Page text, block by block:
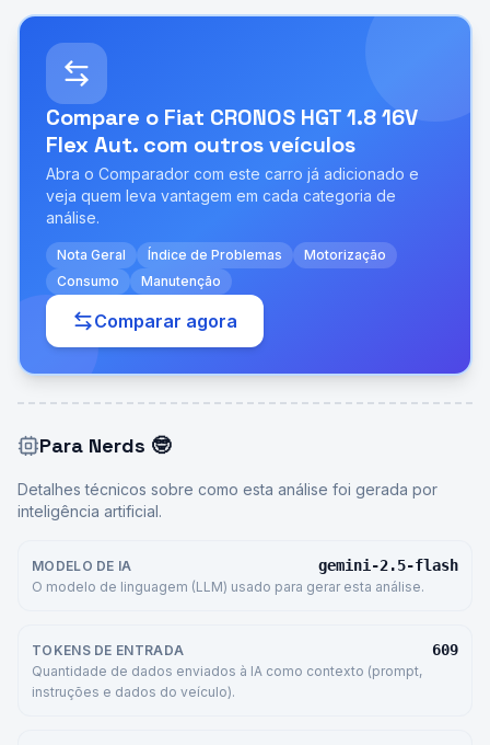
Compare o Fiat CRONOS HGT 1.8 16V
Flex Aut. com outros veículos
Abra o Comparador com este carro já adicionado e
veja quem leva vantagem em cada categoria de
análise.
Nota Geral Índice de Problemas
Motorização
Consumo
Manutenção
Comparar agora
Para Nerds 🤓
Detalhes técnicos sobre como esta análise foi gerada por
inteligência artificial.
MODELO DE IA gemini-2.5-flash
O modelo de linguagem (LLM) usado para gerar esta análise.
TOKENS DE ENTRADA 609
Quantidade de dados enviados à IA como contexto (prompt,
instruções e dados do veículo).